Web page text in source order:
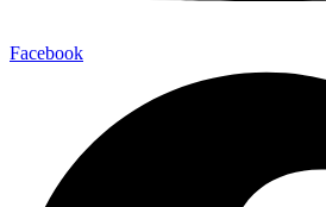
Facebook